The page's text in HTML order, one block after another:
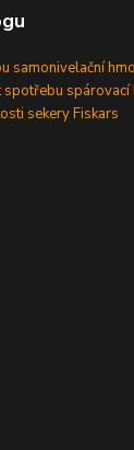
samonivelační
spotřebu spárovací
sekery Fiskars